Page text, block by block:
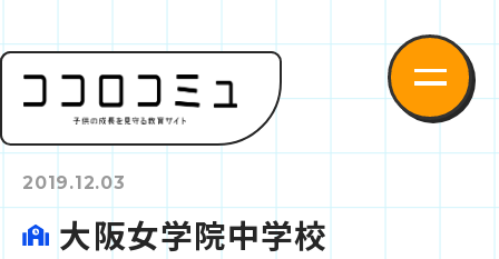
2019.12.03
大阪女学院中学校